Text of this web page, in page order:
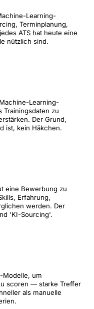
Learning-
Terminplanung,
ATS hat heute eine
nützlich sind.
Learning-
Trainingsdaten zu
Der Grund,
ist, kein Häkchen.
eine Bewerbung zu
Erfahrung,
werden. Der
'KI-Sourcing'.
Modelle, um
scoren — starke Treffer
als manuelle